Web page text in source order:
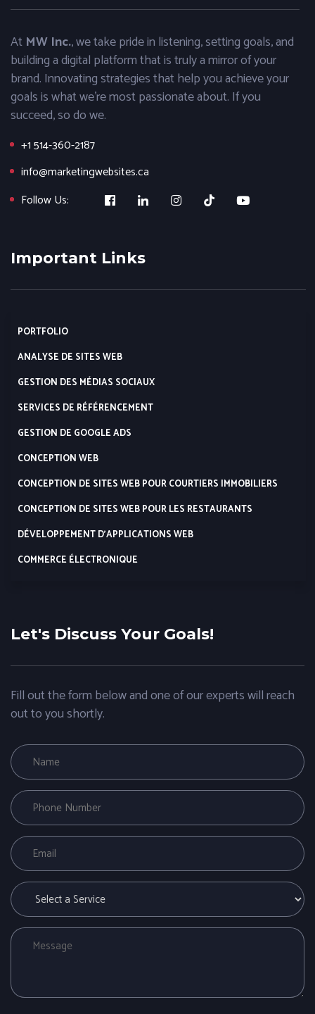
At MW Inc., we take pride in listening, setting goals, and
building a digital platform that is truly a mirror of your
brand. Innovating strategies that help you achieve your
goals is what we’re most passionate about. If you
succeed, so do we.
+1 514-360-2187
info@marketingwebsites.ca
Follow Us:
Important Links
PORTFOLIO
ANALYSE DE SITES WEB
GESTION DES MÉDIAS SOCIAUX
SERVICES DE RÉFÉRENCEMENT
GESTION DE GOOGLE ADS
CONCEPTION WEB
CONCEPTION DE SITES WEB POUR COURTIERS IMMOBILIERS
CONCEPTION DE SITES WEB POUR LES RESTAURANTS
DÉVELOPPEMENT D’APPLICATIONS WEB
COMMERCE ÉLECTRONIQUE
Let's Discuss Your Goals!
Fill out the form below and one of our experts will reach
out to you shortly.